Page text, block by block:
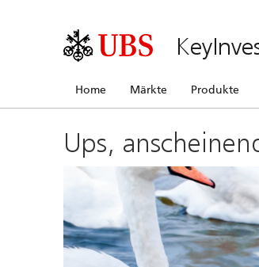
Home Märkte Produkte
Ups,